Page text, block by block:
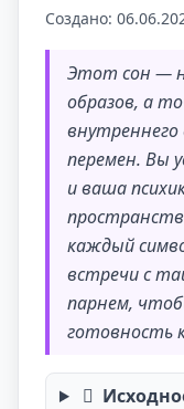
Создано:
Этот сон —
образов, а
перемен. Вы
и ваша
каждый
встречи с
парнем,
готовность